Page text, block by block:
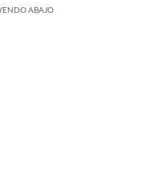
ABAJO